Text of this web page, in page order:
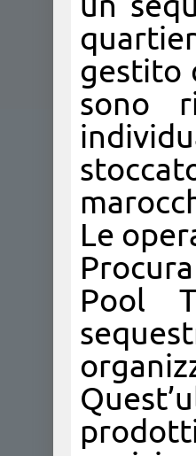
gestito
sono
Le
Pool